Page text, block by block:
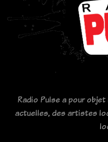
Radio Pulse a pour
actuelles, des artistes